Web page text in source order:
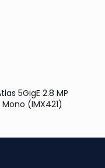
5GigE 2.8 MP
Mono (IMX421)